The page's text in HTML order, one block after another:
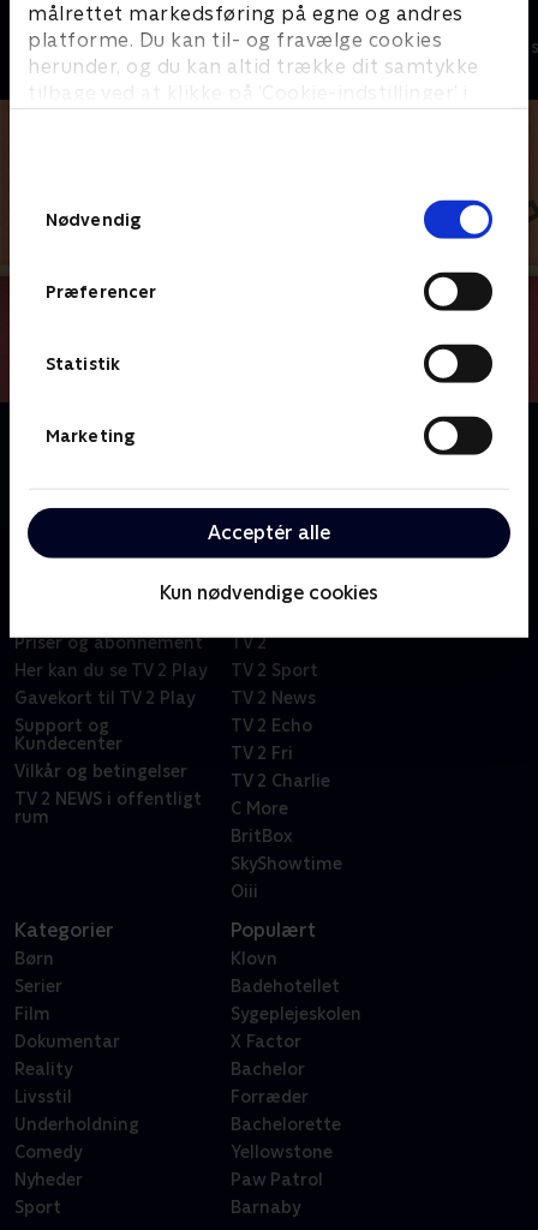
målrettet markedsføring på egne og andres
platforme. Du kan til- og fravælge cookies
herunder, og du kan altid trække dit samtykke
tilbage ved at klikke på ’Cookie-indstillinger’ i
Nødvendig
Præferencer
Statistik
Marketing
Acceptér alle
Kun nødvendige cookies
Mægtige maskiner
Børneserier • 1 sæsoner
Dino Deluxe
Børneserier • 1
Om Du og Blå løser gåder
Priser og abonnement
Her kan du se TV 2 Play
Gavekort til TV 2 Play
Support og
Kundecenter
Vilkår og betingelser
TV 2 NEWS i offentligt
rum
TV 2
TV 2 Sport
TV 2 News
TV 2 Echo
TV 2 Fri
TV 2 Charlie
C More
BritBox
SkyShowtime
Oiii
Kategorier
Børn
Serier
Film
Dokumentar
Reality
Livsstil
Underholdning
Comedy
Nyheder
Sport
Populært
Klovn
Badehotellet
Sygeplejeskolen
X Factor
Bachelor
Forræder
Bachelorette
Yellowstone
Paw Patrol
Barnaby